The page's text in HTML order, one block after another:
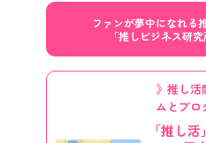
ファンが夢中になれる
「推しビジネス研
》推し活
ムとプロ
「推し